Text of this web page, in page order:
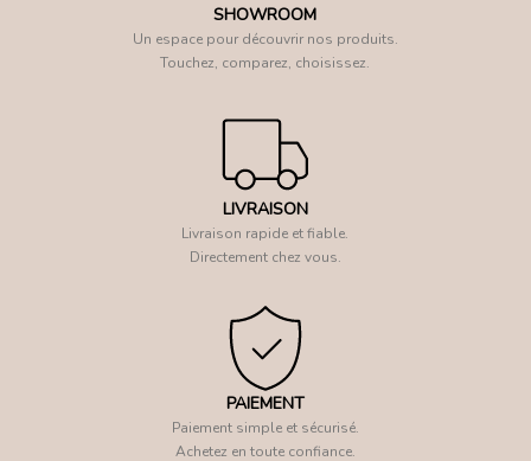
SHOWROOM
Un espace pour découvrir nos produits.
Touchez, comparez, choisissez.
LIVRAISON
Livraison rapide et fiable.
Directement chez vous.
PAIEMENT
Paiement simple et sécurisé.
Achetez en toute confiance.